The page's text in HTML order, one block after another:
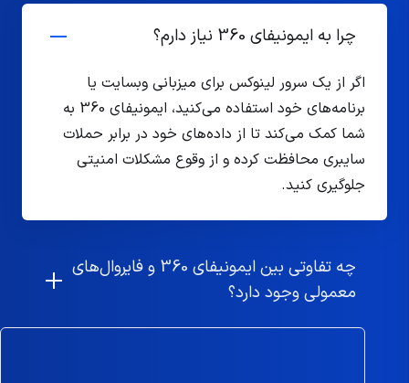
چرا به ایمونیفای 360 نیاز دارم؟
اگر از یک سرور لینوکس برای میزبانی وبسایت یا
برنامه‌های خود استفاده می‌کنید، ایمونیفای 360 به
شما کمک می‌کند تا از داده‌های خود در برابر حملات
سایبری محافظت کرده و از وقوع مشکلات امنیتی
جلوگیری کنید.
چه تفاوتی بین ایمونیفای 360 و فایروال‌های
معمولی وجود دارد؟